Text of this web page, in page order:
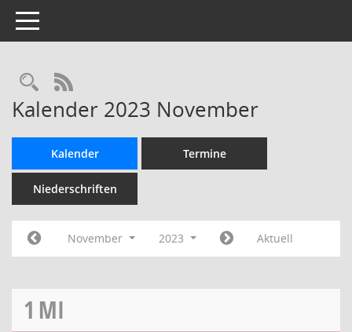
Toggle navigation
Rechercheauswahl
RSS-Feed
Kalender 2023 November
Kalender Termine
Niederschriften
November 2023 Aktuell
1 MI